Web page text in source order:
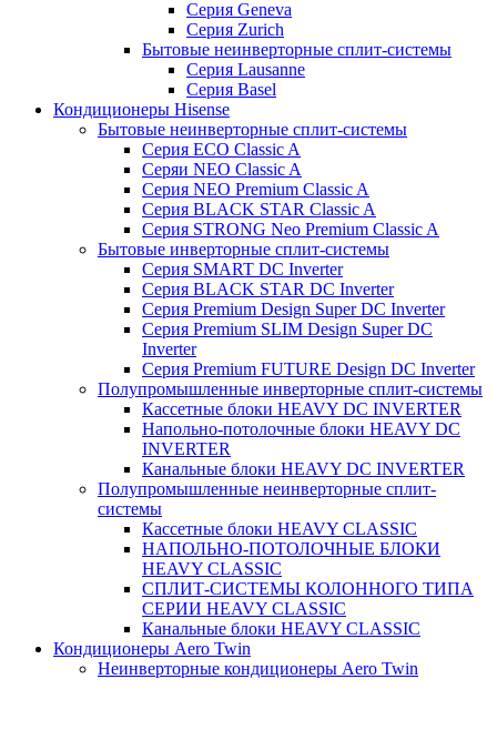
Серия Geneva
Серия Zurich
Бытовые неинверторные сплит-системы
Серия Lausanne
Серия Basel
Кондиционеры Hisense
Бытовые неинверторные сплит-системы
Серия ECO Classic A
Серяи NEO Classic A
Серия NEO Premium Classic A
Серия BLACK STAR Classic A
Серия STRONG Neo Premium Classic A
Бытовые инверторные сплит-системы
Серия SMART DC Inverter
Серия BLACK STAR DC Inverter
Серия Premium Design Super DC Inverter
Серия Premium SLIM Design Super DC
Inverter
Серия Premium FUTURE Design DC Inverter
Полупромышленные инверторные сплит-системы
Кассетные блоки HEAVY DC INVERTER
Напольно-потолочные блоки HEAVY DC
INVERTER
Канальные блоки HEAVY DC INVERTER
Полупромышленные неинверторные сплит-
системы
Кассетные блоки HEAVY CLASSIC
НАПОЛЬНО-ПОТОЛОЧНЫЕ БЛОКИ
HEAVY CLASSIC
СПЛИТ-СИСТЕМЫ КОЛОННОГО ТИПА
СЕРИИ HEAVY CLASSIC
Канальные блоки HEAVY CLASSIC
Кондиционеры Aero Twin
Неинверторные кондиционеры Aero Twin